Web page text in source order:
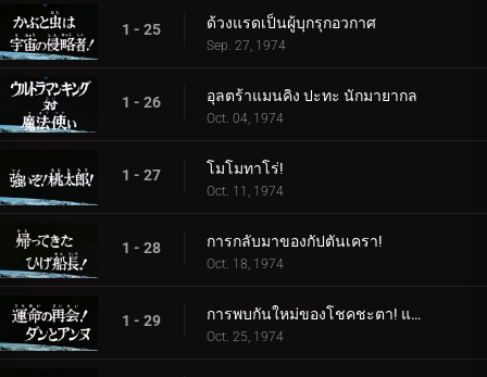
1 - 25 ด้วงแรดเป็นผู้บุกรุกอวกาศ
Sep. 27, 1974
1 - 26 อุลตร้าแมนคิง ปะทะ นักมายากล
Oct. 04, 1974
1 - 27 โมโมทาโร่!
Oct. 11, 1974
1 - 28 การกลับมาของกัปตันเครา!
Oct. 18, 1974
1 - 29 การพบกันใหม่ของโชคชะตา! แดนและแอนน์
Oct. 25, 1974